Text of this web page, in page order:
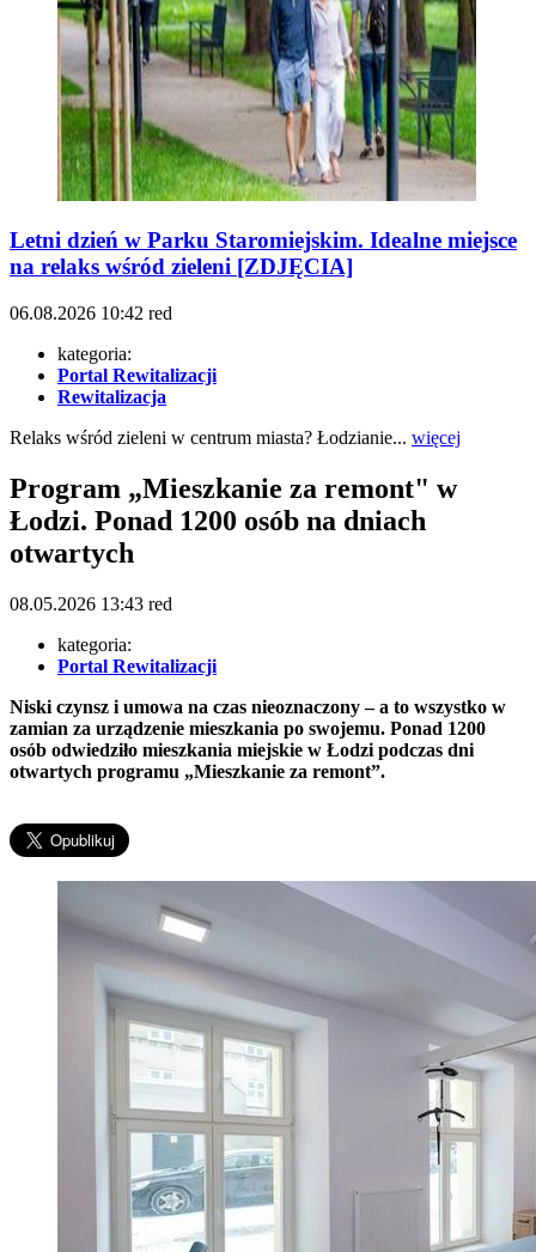
Letni dzień w Parku Staromiejskim. Idealne miejsce
na relaks wśród zieleni [ZDJĘCIA]
06.08.2026 10:42 red
kategoria:
Portal Rewitalizacji
Rewitalizacja
Relaks wśród zieleni w centrum miasta? Łodzianie... więcej
Program „Mieszkanie za remont" w
Łodzi. Ponad 1200 osób na dniach
otwartych
08.05.2026 13:43 red
kategoria:
Portal Rewitalizacji
Niski czynsz i umowa na czas nieoznaczony – a to wszystko w
zamian za urządzenie mieszkania po swojemu. Ponad 1200
osób odwiedziło mieszkania miejskie w Łodzi podczas dni
otwartych programu „Mieszkanie za remont”.